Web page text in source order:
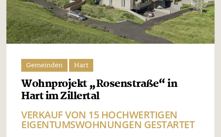
Gemeinden Hart
Wohnprojekt „Rosenstraße“ in
Hart im Zillertal
VERKAUF VON 15 HOCHWERTIGEN
EIGENTUMSWOHNUNGEN GESTARTET